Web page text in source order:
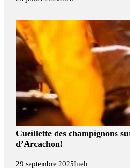
Cueillette des champignons
d’Arcachon!
29 septembre 2025Ineh